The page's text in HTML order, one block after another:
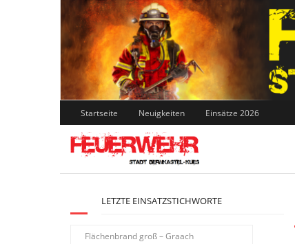
Skip
to
content
Startseite Neuigkeiten Einsätze 2026
LETZTE EINSATZSTICHWORTE
Flächenbrand groß – Graach